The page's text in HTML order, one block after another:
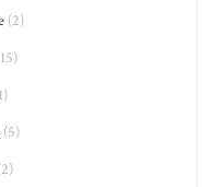
(2)
(5)